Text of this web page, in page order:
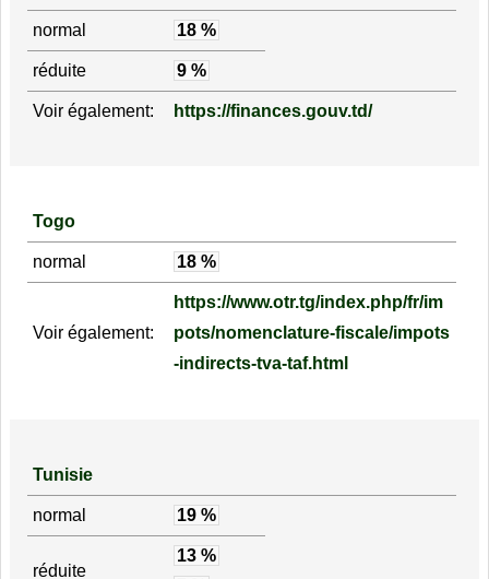
normal 18 %
réduite 9 %
Voir également: https://finances.gouv.td/
Togo
normal 18 %
Voir également:
https://www.otr.tg/index.php/fr/im
pots/nomenclature-fiscale/impots
-indirects-tva-taf.html
Tunisie
normal 19 %
réduite
13 %